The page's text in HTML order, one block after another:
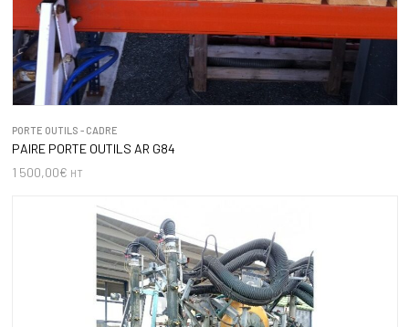
PORTE OUTILS - CADRE
PAIRE PORTE OUTILS AR G84
1 500,00€ HT